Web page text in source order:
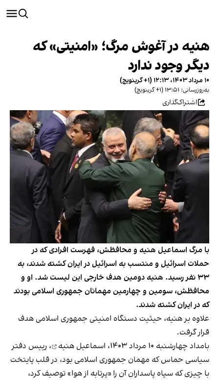
هنیه در آغوش مرگ؛ «امنیتی» که
دیگر وجود ندارد
۱۰ مرداد ۱۴۰۳، ۱۲:۱۳ (‎+۱ گرینویچ)
به‌روزرسانی: ۱۳:۵۱ (‎+۱ گرینویچ)
اشتراک‌گذاری
با مرگ اسماعیل هنیه و محافظش، فهرست افرادی که در
حملات اسرائیل و منتسب به اسرائیل در ایران کشته شدند، به
۳۳ نفر رسید. هنیه دومین هدف خارجی این لیست شد. او و
محافظش، سومین و چهارمین مهمانان جمهوری اسلامی بودند
که در ایران کشته شدند.
علاوه بر هنیه، حیثیت دستگاه امنیتی جمهوری اسلامی هدف
قرار گرفت.
بامداد چهارشنبه ۱۰ مرداد ۱۴۰۳،
اسماعیل هنیه
، رییس دفتر
سیاسی حماس که مهمان جمهوری اسلامی بود، در قلب پایتخت
با چیزی که سپاه پاسداران آن را «پرتابه از هوا» توصیف کرد،